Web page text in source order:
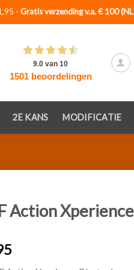
- Gratis verzending v.a. € 100
2E KANS MODIFICATIE
Action